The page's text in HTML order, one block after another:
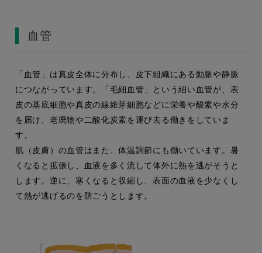
血管
「血管」は真皮全体に分布し、皮下組織にある動脈や静脈
につながっています。「毛細血管」という細い血管が、表
皮の基底細胞や真皮の線維芽細胞などに栄養や酸素や水分
を届け、老廃物や二酸化炭素を運び去る働きをしていま
す。
肌（皮膚）の血管はまた、体温調節にも働いています。暑
くなると拡張し、血液を多く流して体外に熱を逃がそうと
します。逆に、寒くなると収縮し、表面の血液を少なくし
て熱が逃げるのを防ごうとします。